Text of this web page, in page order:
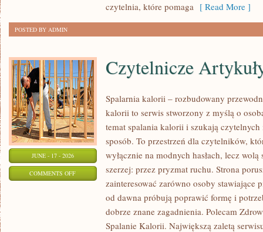
czytelnia, które pomaga [ Read More ]
POSTED BY ADMIN
JUNE - 17 - 2026
COMMENTS OFFON
CZYTELNICZE
ARTYKUŁY
Czytelnicze
Spalarnia kalorii – rozbudowany
kalorii to serwis stworzony z myślą o
temat spalania kalorii i szukają
sposób. To przestrzeń dla czytelników,
wyłącznie na modnych hasłach, lecz
szerzej: przez pryzmat ruchu. Strona
zainteresować zarówno osoby
od dawna próbują poprawić formę i
dobrze znane zagadnienia. Polecam
Spalanie Kalorii. Największą zaletą